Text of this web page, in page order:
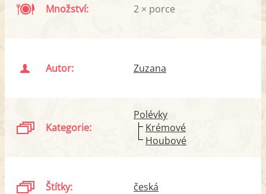
Množství: 2 × porce
Autor: Zuzana
Kategorie:
Polévky
Krémové
Houbové
Štítky: česká